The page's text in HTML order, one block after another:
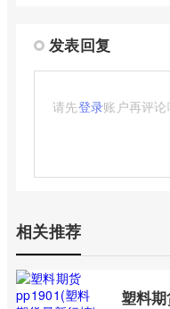
发表回复
请先登录账户再评
相关推荐